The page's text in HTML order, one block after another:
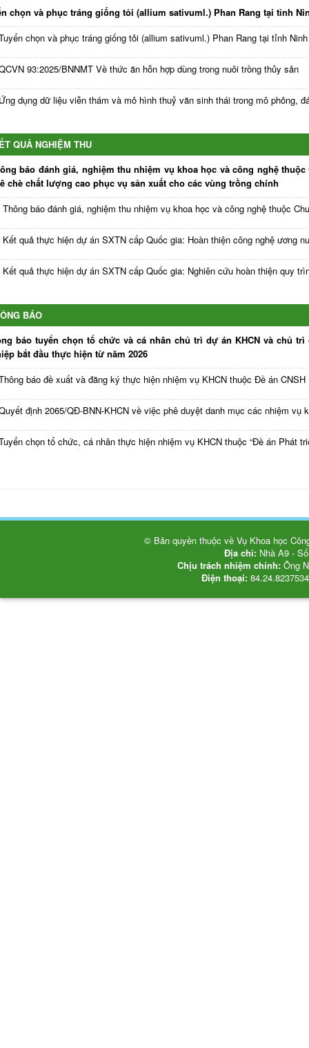
chọn và phục tráng giống tỏi (allium sativuml.) Phan Rang tại tỉnh
chọn và phục tráng giống tỏi (allium sativuml.) Phan Rang tại tỉnh
93:2025/BNNMT Về thức ăn hỗn hợp dùng trong nuôi trồng thủy sản
dụng dữ liệu viễn thám và mô hình thuỷ văn sinh thái trong mô phỏng,
QUẢ NGHIỆM THU
báo đánh giá, nghiệm thu nhiệm vụ khoa học và công nghệ
chè chất lượng cao phục vụ sản xuất cho các vùng trồng chính
Thông báo đánh giá, nghiệm thu nhiệm vụ khoa học và công nghệ thuộc
Kết quả thực hiện dự án SXTN cấp Quốc gia: Hoàn thiện công nghệ ương
Kết quả thực hiện dự án SXTN cấp Quốc gia: Nghiên cứu hoàn thiện quy
BÁO
báo tuyển chọn tổ chức và cá nhân chủ trì dự án KHCN và chủ
bắt đầu thực hiện từ năm 2026
báo đề xuất và đăng ký thực hiện nhiệm vụ KHCN thuộc Đề án CNSH
định 2065/QĐ-BNN-KHCN về việc phê duyệt danh mục các nhiệm vụ
chọn tổ chức, cá nhân thực hiện nhiệm vụ KHCN thuộc “Đề án Phát
© Bản quyền thuộc về Vụ Khoa học
Địa chỉ: Nhà A9 -
Chịu trách nhiệm chính: Ông
Điện thoại: